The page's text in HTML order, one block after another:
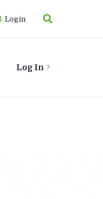
Login
Log In